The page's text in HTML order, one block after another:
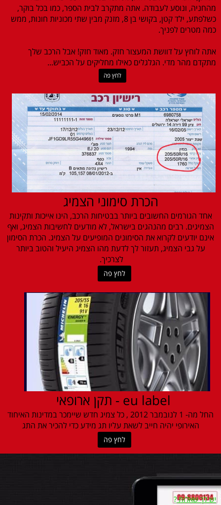
מהחניה, ונוסע לעבודה. אתה מתקרב לבית הספר, כמו בכל בוקר,
כשלפתע, ילד קטן, בקושי בן 8, מזנק מבין שתי מכוניות חונות, ממש
כמה מטרים לפניך.
אתה לוחץ על דוושת המעצור חזק. מאוד חזק! אבל הרכב שלך
מתקדם מהר מדי. הגלגלים כאילו מחליקים על הכביש...
לחץ פה
הכרת סימוני הצמיג
אחד הגורמים החשובים ביותר בבטיחות הרכב, הינו אייכות ותקינות
הצמיגים. רבים מהנהגים בישראל, לא מודעים לחשיבות הצמיג, ואף
אינם יודעים לקרוא את הסימונים המופיעים על הצמיג. הכרת הסימון
על גבי הצמיג, תעזור לך לדעת מהו הצמיג היעיל והטוב ביותר
לצרכיך.
לחץ פה
eu label - תקן ארופאי
החל מה- 1 לנובמבר 2012 , כל צמיג חדש שיימכר במדינות האיחוד
האירופי יהיה חייב לשאת עליו תג מידע כדי להכיר את התג
לחץ פה
יש לך שאלות?